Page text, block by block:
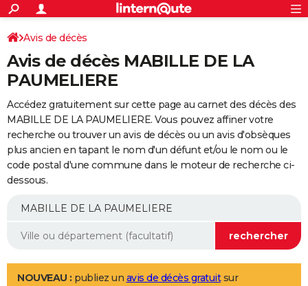
ACTUALITÉS
Politique
Société
Faits Divers
Education
Monde
Villes
+
SPORT
Coupe du monde 2026
Football
Tennis
Cyclisme
Rugby
Forum
FINANCE
Retraite
Impôts
Epargne
Immobilier
Risques naturels par ville
Banque
Assurance
Crédit
Essais
Réserver un essai
Citadines
Berlines
SUV
Forum auto
+
HIGH-TECH
Mobiles
Meilleur smartphone
Internet
Ordinateurs
Jeux vidéo
Guide high-tech
+
BRICOLAGE
Forum
Aménagement intérieur
Extérieur
Cuisine
Salle de bains
Jardinage
Rangement
WEEK-END
Guides de France
Escapades
Patrimoine
Expositions
Musées
Week-end nature
LIFESTYLE
Art de vivre
Bien-être
Loisirs
Mode
Modes de vie
+
Avis de décès
Avis de décès MABILLE DE LA
PAUMELIERE
Accédez gratuitement sur cette page au carnet des décès des
MABILLE DE LA PAUMELIERE. Vous pouvez affiner votre
recherche ou trouver un avis de décès ou un avis d'obsèques
plus ancien en tapant le nom d'un défunt et/ou le nom ou le
code postal d'une commune dans le moteur de recherche ci-
dessous.
NOUVEAU : publiez un avis de décès gratuitsur